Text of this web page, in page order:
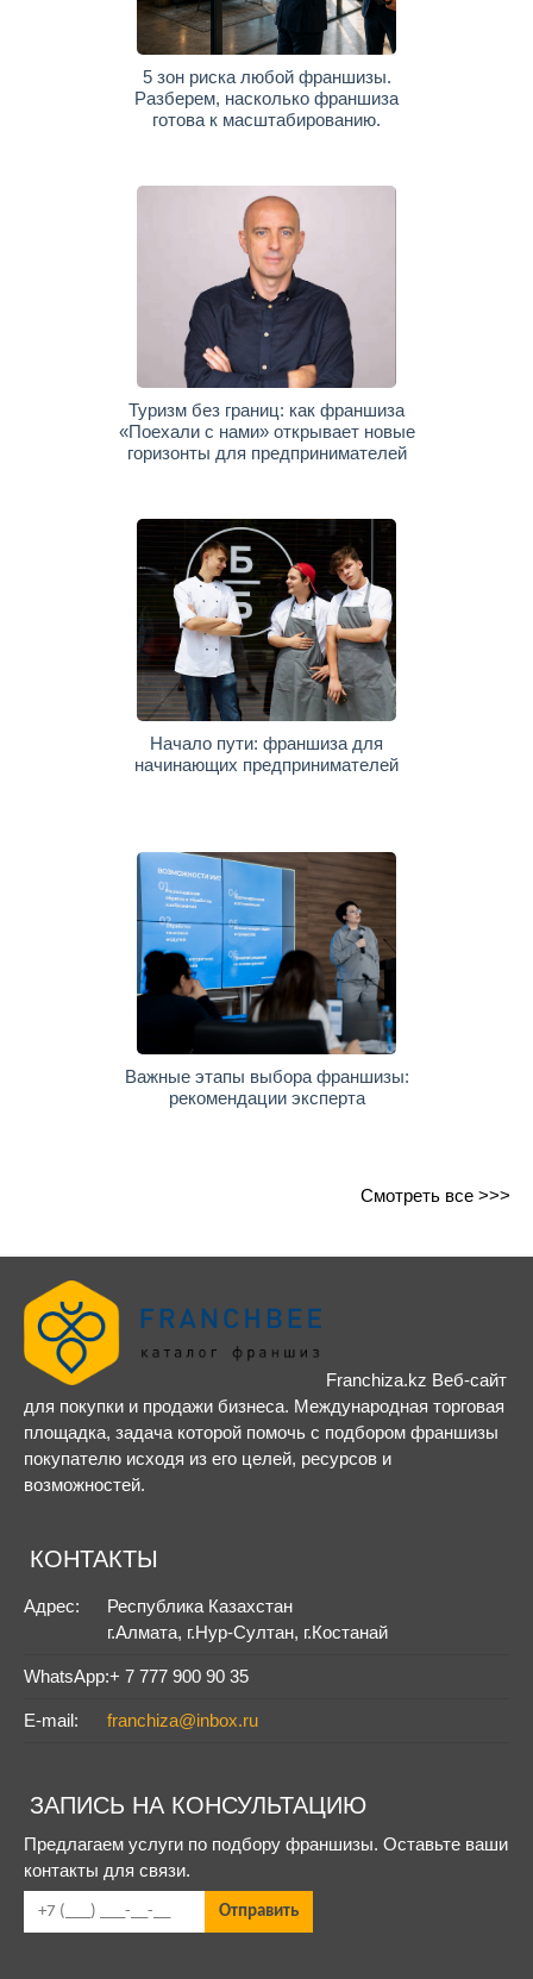
5 зон риска любой франшизы.
Разберем, насколько франшиза
готова к масштабированию.
Туризм без границ: как франшиза
«Поехали с нами» открывает новые
горизонты для предпринимателей
Начало пути: франшиза для
начинающих предпринимателей
Важные этапы выбора франшизы:
рекомендации эксперта
Смотреть все >>>
Franchiza.kz Веб-сайт
для покупки и продажи бизнеса. Международная торговая
площадка, задача которой помочь с подбором франшизы
покупателю исходя из его целей, ресурсов и
возможностей.
КОНТАКТЫ
Адрес:
Республика Казахстан
г.Алмата, г.Нур-Султан, г.Костанай
WhatsApp:+ 7 777 900 90 35
E-mail: franchiza@inbox.ru
ЗАПИСЬ НА КОНСУЛЬТАЦИЮ
Предлагаем услуги по подбору франшизы. Оставьте ваши
контакты для связи.